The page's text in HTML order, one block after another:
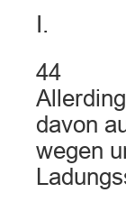
I.
44
davon
wegen